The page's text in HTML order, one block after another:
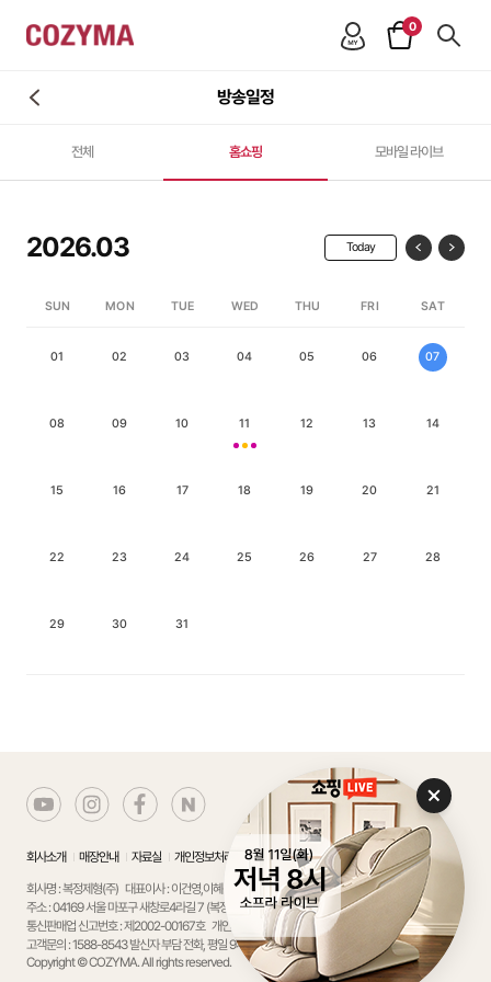
0
방송일정
전체 홈쇼핑 모바일 라이브
2026.03 Today
SUN MON TUE WED THU FRI SAT
01 02 03 04 05 06 07
08 09 10 11 12 13 14
15 16 17 18 19 20 21
22 23 24 25 26 27 28
29 30 31
회사소개 매장안내 자료실 개인정보처리방침 에스크로서비스 가입확인
회사명 : 복정제형(주) 대표이사 : 이건영,이혜성
주소 : 04169 서울 마포구 새창로4라길 7 (복정빌딩) 사업자 등록번호 : 105-81-75799
통신판매업 신고번호 : 제2002-00167호 개인정보 관리 책임자 : 이정우
고객문의 : 1588-8543발신자 부담 전화, 평일 9시~18시(토,일 휴무)
Copyright © COZYMA. All rights reserved.